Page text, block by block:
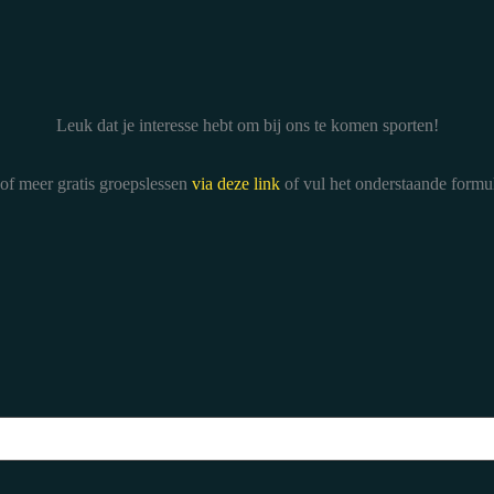
Leuk dat je interesse hebt om bij ons te komen sporten!
meer gratis groepslessen via deze linkof vul het onderstaande